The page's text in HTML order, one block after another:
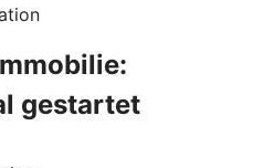
gestartet